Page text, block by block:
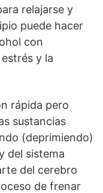
relajarse y
puede hacer
con
y la
rápida pero
sustancias
(deprimiendo)
del sistema
del cerebro
de frenar